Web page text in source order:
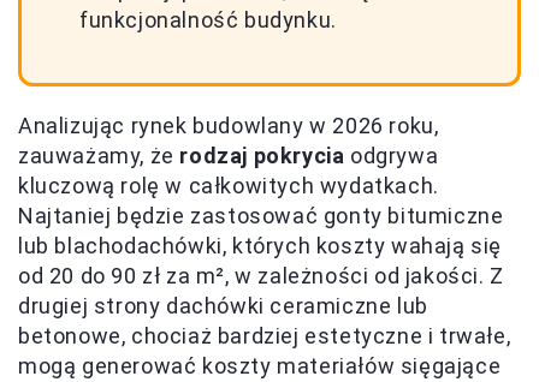
funkcjonalność budynku.
Analizując rynek budowlany w 2026 roku,
zauważamy, że rodzaj pokrycia odgrywa
kluczową rolę w całkowitych wydatkach.
Najtaniej będzie zastosować gonty bitumiczne
lub blachodachówki, których koszty wahają się
od 20 do 90 zł za m², w zależności od jakości. Z
drugiej strony dachówki ceramiczne lub
betonowe, chociaż bardziej estetyczne i trwałe,
mogą generować koszty materiałów sięgające